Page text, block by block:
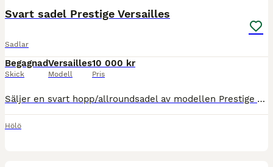
Svart sadel Prestige Versailles
Sadlar
Begagnad
Skick
Versailles
Modell
10 000 kr
Pris
Säljer en svart hopp/allroundsadel av modellen Prestige Versailles. Fint begagnat skick. Sits 17”, bomvidd 37 (extra vid). Bommen är omvärmningsbar vilket gör att den kan justeras till önskad passfo
Hölö